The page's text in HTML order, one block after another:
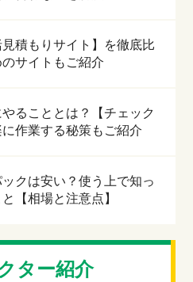
見積もりサイト】を徹底比
サイトもご紹介
ることとは？【チェック
作業する秘策もご紹介
クは安い？使う上で知っ
【相場と注意点】
ター紹介